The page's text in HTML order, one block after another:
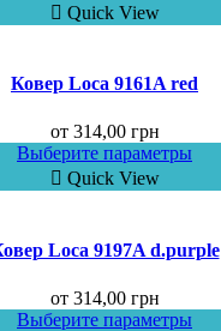
Quick View
Ковер Loca 9161A red
от 314,00 грн
Выберите параметры
Quick View
Loca 9197A d.purple
от 314,00 грн
Выберите параметры